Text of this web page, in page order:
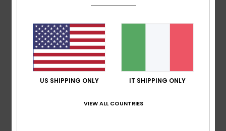
Colore
5
US SHIPPING ONLY IT SHIPPING ONLY
VIEW ALL COUNTRIES